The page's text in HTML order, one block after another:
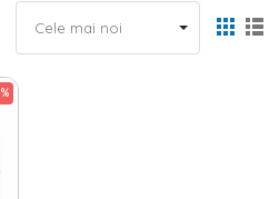
doar pentru ca se pune pe ea o
ca este frumos amenajata cu
,sfesnice, tavi, precum si alte
care reusesc atat de bine sa
spatiul. In magazinul Homelux.ro
si forme de suporturi de
cu model de floare